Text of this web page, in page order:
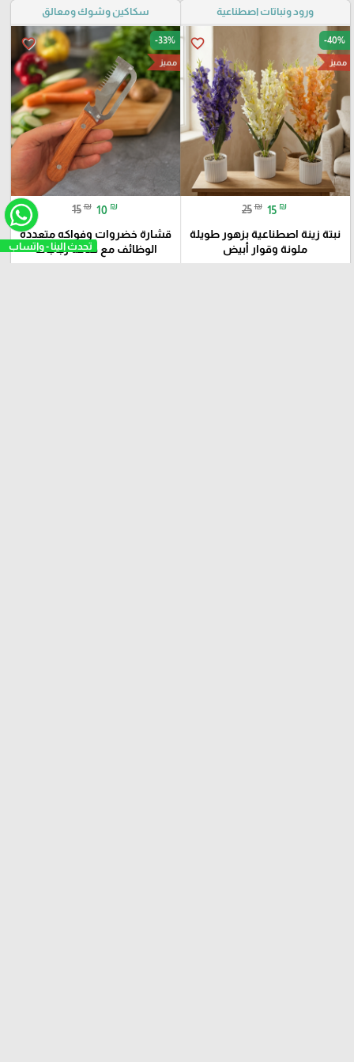
تحدث
ورود ونباتات اصطناعية
favorite_border -40%
مميز
25 ₪ 15 ₪
نبتة زينة اصطناعية بزهور طويلة
ملونة وقوار أبيض
سكاكين وشوك ومعالق
favorite_border -33%
مميز
15 ₪ 10 ₪
قشارة خضروات وفواكه متعددة
الوظائف مع فتاحة زجاجات